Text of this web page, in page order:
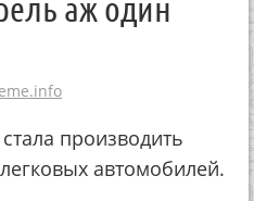
производить
автомобилей.